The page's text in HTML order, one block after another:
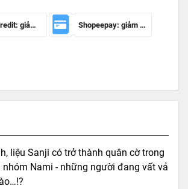
Home credit: giảm 50.000đ cho đơn hàng từ 150.000đ Shopeepay: giảm 20k cho đh từ 30k
liệu Sanji có trở thành quân cờ trong
Nami - những người đang vất vả